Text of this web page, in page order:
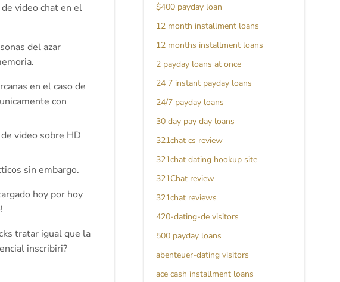
video chat en el
del azar
en el caso de
con
video sobre HD
sin embargo.
hoy por hoy
tratar igual que la
inscribiri?
$400 payday loan
12 month installment loans
12 months installment loans
2 payday loans at once
24 7 instant payday loans
24/7 payday loans
30 day pay day loans
321chat cs review
321chat dating hookup site
321Chat review
321chat reviews
420-dating-de visitors
500 payday loans
abenteuer-dating visitors
ace cash installment loans